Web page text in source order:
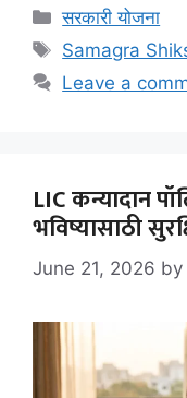
Categories
सरकारी योजना
Tags
Samagra
Leave a
LIC कन्यादान
भविष्यासाठी
June 21, 2026 by